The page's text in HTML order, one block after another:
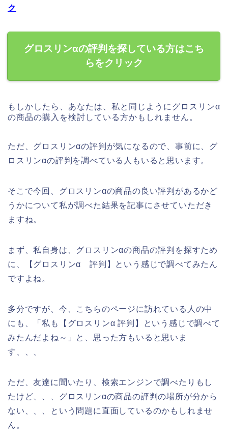
ク
グロスリンαの評判を探している方はこち
らをクリック
もしかしたら、あなたは、私と同じようにグロスリンα
の商品の購入を検討している方かもしれません。
ただ、グロスリンαの評判が気になるので、事前に、グ
ロスリンαの評判を調べている人もいると思います。
そこで今回、グロスリンαの商品の良い評判があるかど
うかについて私が調べた結果を記事にさせていただき
ますね。
まず、私自身は、グロスリンαの商品の評判を探すため
に、【グロスリンα 評判】という感じで調べてみたん
ですよね。
多分ですが、今、こちらのページに訪れている人の中
にも、「私も【グロスリンα 評判】という感じで調べて
みたんだよね～」と、思った方もいると思いま
す、、、
ただ、友達に聞いたり、検索エンジンで調べたりもし
たけど、、、グロスリンαの商品の評判の場所が分から
ない、、、という問題に直面しているのかもしれませ
ん。